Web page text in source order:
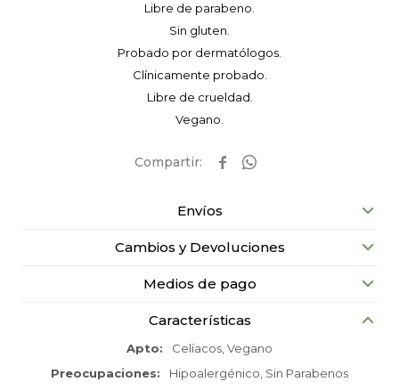
Libre de parabeno.
Sin gluten.
Probado por dermatólogos.
Clínicamente probado.
Libre de crueldad.
Vegano.
 
Envíos
Cambios y Devoluciones
Medios de pago
Características
Apto
Celíacos, Vegano
Preocupaciones
Hipoalergénico, Sin Parabenos